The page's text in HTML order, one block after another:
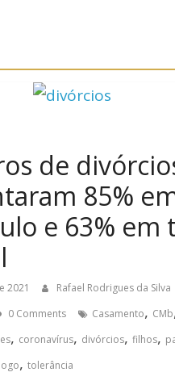
de
85%
e 63% em
2021 Rafael Rodrigues da Silva
0 Comments Casamento, CMb
, coronavírus, divórcios, filhos,
, tolerância